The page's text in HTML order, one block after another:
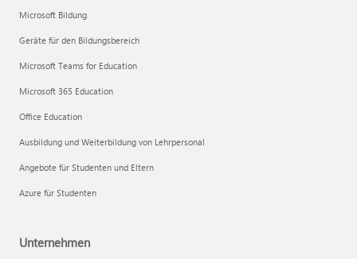
Microsoft Bildung
Geräte für den Bildungsbereich
Microsoft Teams for Education
Microsoft 365 Education
Office Education
Ausbildung und Weiterbildung von Lehrpersonal
Angebote für Studenten und Eltern
Azure für Studenten
Unternehmen